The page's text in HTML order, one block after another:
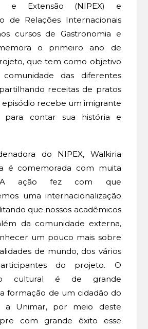
e Extensão (NIPEX) e
de Relações Internacionais
cursos de Gastronomia e
o primeiro ano de
que tem como objetivo
das diferentes
receitas de pratos
episódio recebe um imigrante
para contar sua história e
do NIPEX, Walkiria
é comemorada com muita
“A ação fez com que
uma internacionalização
que nossos acadêmicos
da comunidade externa,
um pouco mais sobre
de mundo, dos vários
do projeto. O
cultural é de grande
formação de um cidadão do
a Unimar, por meio deste
com grande êxito esse